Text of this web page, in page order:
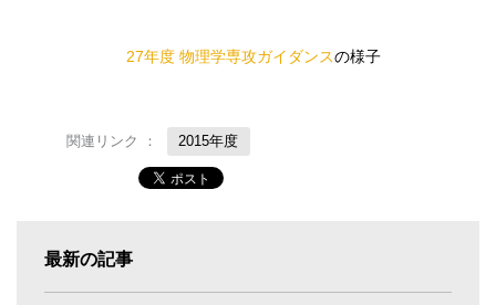
27年度 物理学専攻ガイダンスの様子
関連リンク ： 2015年度
最新の記事